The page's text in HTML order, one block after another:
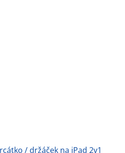
/ držáček na iPad 2v1